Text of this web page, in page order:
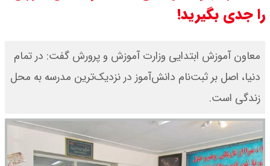
قیمت طلا ۱۸ عیار امروز جمعه ۱۶ مرداد
قیمت نفت امروز جمعه ۱۶ مرداد ۱۴۰۵
/ نفت صعودی شد + جدول
را جدی بگیرید!
معاون آموزش ابتدایی وزارت آموزش و پرورش گفت: در تمام
دنیا، اصل بر ثبت‌نام دانش‌آموز در نزدیک‌ترین مدرسه به محل
زندگی است.